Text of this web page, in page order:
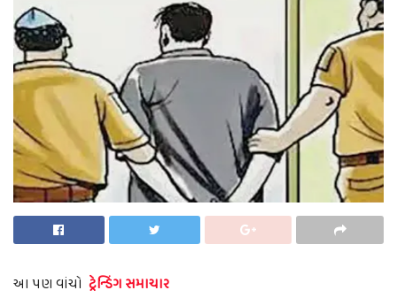
આ પણ વાંચો ટ્રેન્ડિંગ સમાચાર